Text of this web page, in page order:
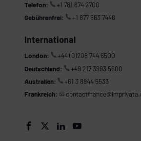
Telefon:
+1 781 674 2700
Gebührenfrei:
+1 877 663 7446
International
London:
+44 (0)208 744 6500
Deutschland:
+49 217 3993 5600
Australien:
+61 3 8844 5533
Frankreich:
   